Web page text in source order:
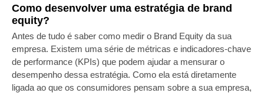
Como desenvolver uma estratégia de brand
equity?
Antes de tudo é saber como medir o Brand Equity da sua
empresa. Existem uma série de métricas e indicadores-chave
de performance (KPIs) que podem ajudar a mensurar o
desempenho dessa estratégia. Como ela está diretamente
ligada ao que os consumidores pensam sobre a sua empresa,